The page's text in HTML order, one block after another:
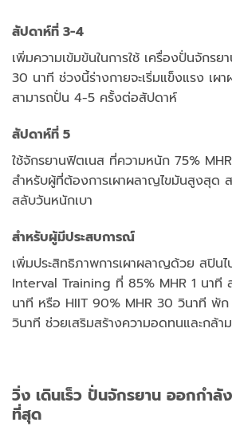
สัปดาห์ที่ 3-4
เพิ่มความเข้มข้นในการใช้ เครื่องปั่นจักร
30 นาที ช่วงนี้ร่างกายจะเริ่มแข็งแรง เผ
สามารถปั่น 4-5 ครั้งต่อสัปดาห์
สัปดาห์ที่ 5
ใช้จักรยานฟิตเนส ที่ความหนัก 75%
สำหรับผู้ที่ต้องการเผาผลาญไขมันสูงสุด
สลับวันหนักเบา
สำหรับผู้มีประสบการณ์
เพิ่มประสิทธิภาพการเผาผลาญด้วย สปิน
Interval Training ที่ 85% MHR 1 นาที
นาที หรือ HIIT 90% MHR 30 วินาที พั
วินาที ช่วยเสริมสร้างความอดทนและกล้า
วิ่ง เดินเร็ว ปั่นจักรยาน ออกกำลั
ที่สุด